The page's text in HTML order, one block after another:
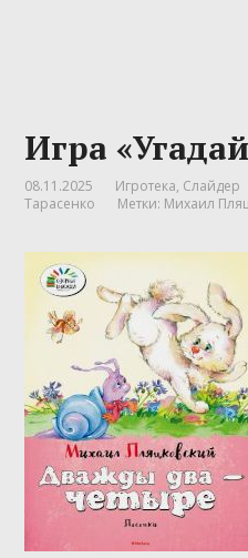
Игра
08.11.2025 Игротека, Слайдер
Тарасенко
Метки: Михаил